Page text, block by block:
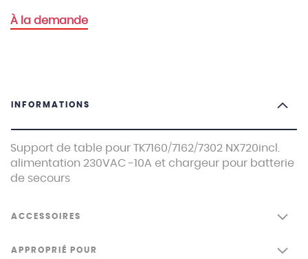
images
gallery
À la demande
INFORMATIONS
Support de table pour TK7160/7162/7302 NX720incl.
alimentation 230VAC -10A et chargeur pour batterie
de secours
ACCESSOIRES
APPROPRIÉ POUR